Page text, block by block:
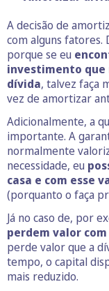
A decisão de
com alguns fatores.
porque se eu
investimento que
dívida, talvez faça
vez de amortizar
Adicionalmente, a
importante. A
normalmente
necessidade, eu
casa e com esse
(porquanto o faça
Já no caso de, por
perdem valor
perde valor que a
tempo, o capital
mais reduzido.